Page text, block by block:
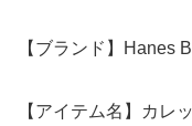
【ブランド】Hanes
【アイテム名】カレ